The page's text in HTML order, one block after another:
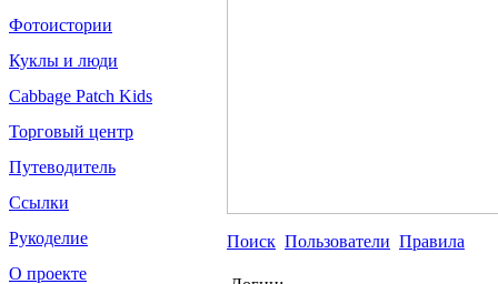
Фотоистории
Куклы и люди
Cabbage Patch Kids
Торговый центр
Путеводитель
Ссылки
Рукоделие
О проекте
Поиск Пользователи Правила